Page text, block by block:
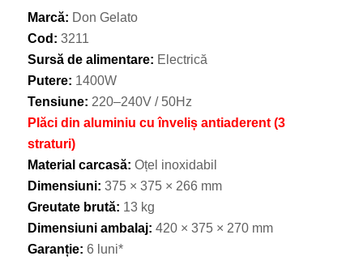
Marcă: Don Gelato
Cod: 3211
Sursă de alimentare: Electrică
Putere: 1400W
Tensiune: 220–240V / 50Hz
Plăci din aluminiu cu înveliș antiaderent (3
straturi)
Material carcasă: Oțel inoxidabil
Dimensiuni: 375 × 375 × 266 mm
Greutate brută: 13 kg
Dimensiuni ambalaj: 420 × 375 × 270 mm
Garanție: 6 luni*